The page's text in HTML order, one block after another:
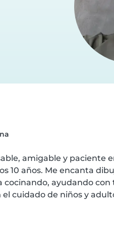
amigable y paciente
10 años. Me encanta
cocinando, ayudando
cuidado de niños y